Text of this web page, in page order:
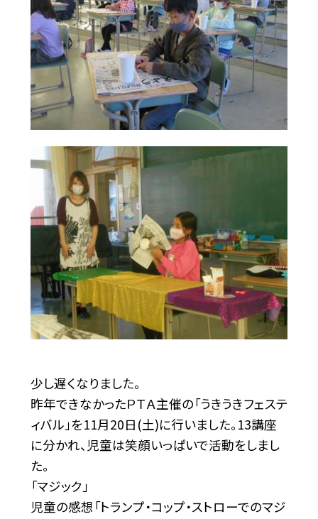
少し遅くなりました。
昨年できなかったＰＴＡ主催の「うきうきフェステ
ィバル」を11月20日(土)に行いました。13講座
に分かれ、児童は笑顔いっぱいで活動をしまし
た。
「マジック」
児童の感想「トランプ・コップ・ストローでのマジ